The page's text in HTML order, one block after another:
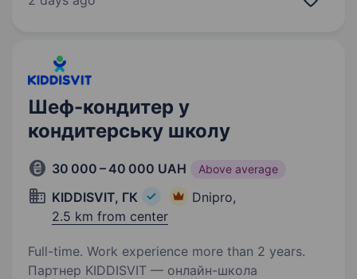
Шеф-кондитер у
кондитерську школу
30 000 – 40 000 UAH Above average
KIDDISVIT, ГК
Dnipro,
2.5 km from center
Full-time. Work experience more than 2 years.
Партнер KIDDISVIT — онлайн-школа